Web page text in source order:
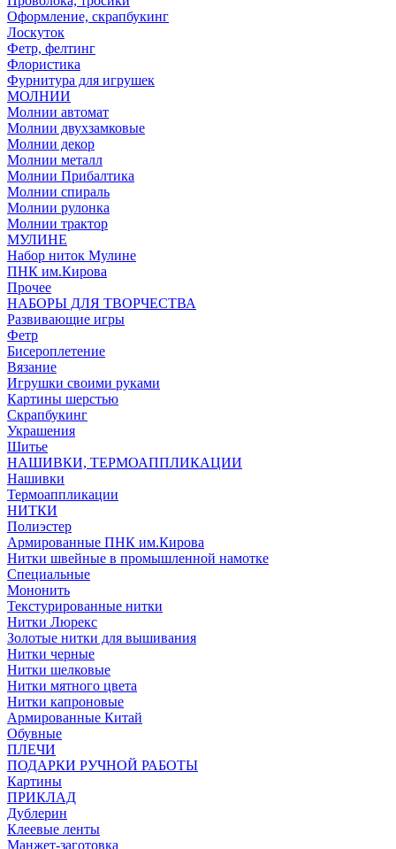
Оформление, скрапбукинг
Лоскуток
Фетр, фелтинг
Флористика
Фурнитура для игрушек
МОЛНИИ
Молнии автомат
Молнии двухзамковые
Молнии декор
Молнии металл
Молнии Прибалтика
Молнии спираль
Молнии рулонка
Молнии трактор
МУЛИНЕ
Набор ниток Мулине
ПНК им.Кирова
Прочее
НАБОРЫ ДЛЯ ТВОРЧЕСТВА
Развивающие игры
Фетр
Бисероплетение
Вязание
Игрушки своими руками
Картины шерстью
Скрапбукинг
Украшения
Шитье
НАШИВКИ, ТЕРМОАППЛИКАЦИИ
Нашивки
Термоаппликации
НИТКИ
Полиэстер
Армированные ПНК им.Кирова
Нитки швейные в промышленной намотке
Специальные
Мононить
Текстурированные нитки
Нитки Люрекс
Золотые нитки для вышивания
Нитки черные
Нитки шелковые
Нитки мятного цвета
Нитки капроновые
Армированные Китай
Обувные
ПЛЕЧИ
ПОДАРКИ РУЧНОЙ РАБОТЫ
Картины
ПРИКЛАД
Дублерин
Клеевые ленты
Манжет-заготовка